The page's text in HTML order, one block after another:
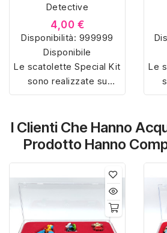
Detective
4,00 €
Disponibilità: 999999
Disponibile
Le scatolette Special Kit
sono realizzate su
misura con materiali di
interno sagomato in
vellutino rosso e offrono
soluzioni eleganti e
e mostrare la tua
collezione di sorpresine.
Le
I Clienti Che Hanno
Prodotto Hanno